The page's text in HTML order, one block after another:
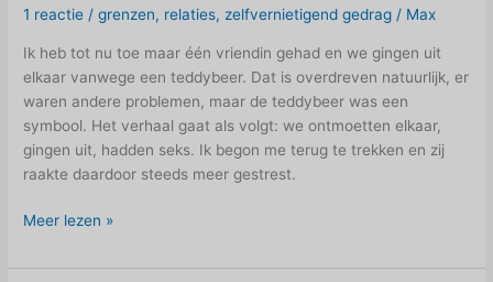
1 reactie /grenzen, relaties,zelfvernietigend gedrag / Max
Ik heb tot nu toe maar één vriendin gehad en we gingen uit
elkaar vanwege een teddybeer. Dat is overdreven natuurlijk, er
waren andere problemen, maar de teddybeer was een
symbool. Het verhaal gaat als volgt: we ontmoetten elkaar,
gingen uit, hadden seks. Ik begon me terug te trekken en zij
raakte daardoor steeds meer gestrest.
De
van
Meer lezen »